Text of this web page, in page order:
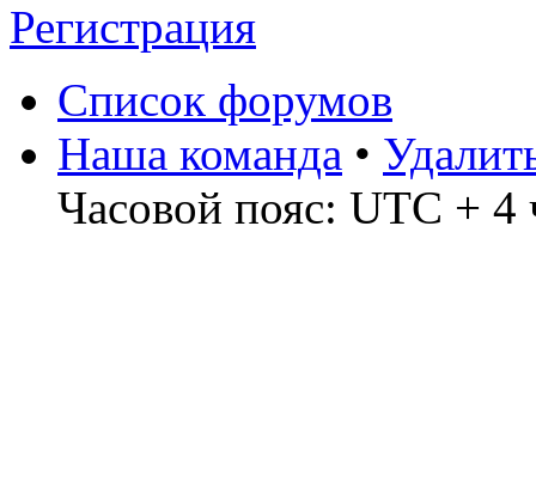
Регистрация
Список форумов
Наша команда •
Часовой пояс: UTC + 4